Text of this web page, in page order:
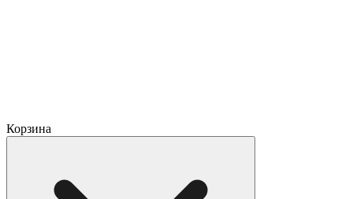
Корзина